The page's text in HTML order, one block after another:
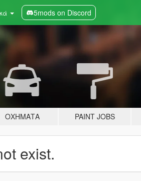
5mods on Discord
ΟΧΉΜΑΤΑ PAINT JOBS
exist.